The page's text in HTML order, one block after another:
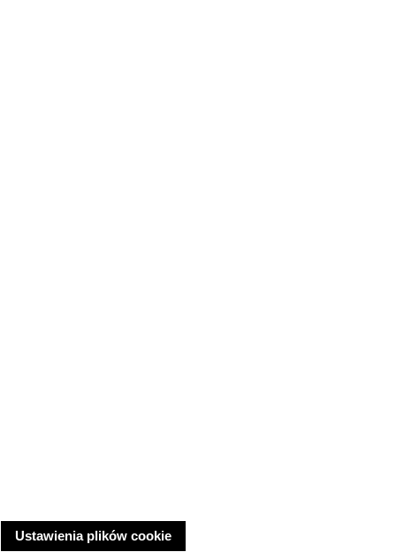
Ustawienia plików cookie